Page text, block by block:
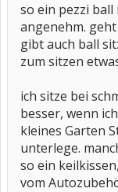
so ein pezzi
angenehm.
gibt auch ball
zum sitzen
ich sitze bei
besser, wenn
kleines Garten
unterlege.
so ein
vom